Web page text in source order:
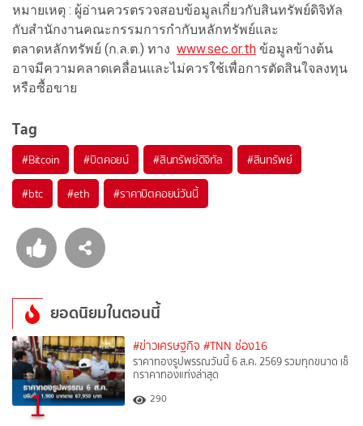
หมายเหตุ : ผู้อ่านควรตรวจสอบข้อมูลเกี่ยวกับสินทรัพย์ดิจิทัล
กับสำนักงานคณะกรรมการกำกับหลักทรัพย์และ
ตลาดหลักทรัพย์ (ก.ล.ต.) ทาง www.sec.or.th ข้อมูลข้างต้น
อาจมีความคลาดเคลื่อนและไม่ควรใช้เพื่อการตัดสินใจลงทุน
หรือซื้อขาย
Tag
#Bitcoin #บิตคอยน์ #สินทรัพย์ดิจิทัล #สินทรัพย์
#btc #eth #ราคาบิตคอยน์วันนี้
ยอดนิยมในตอนนี้
1
#ข่าวเศรษฐกิจ #TNN ช่อง16
ราคาทองรูปพรรณวันนี้ 6 ส.ค. 2569 รวมทุกขนาด เช็
กราคาทองแท่งล่าสุด
290